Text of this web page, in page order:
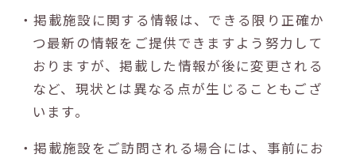
・掲載施設に関する情報は、できる限り正確か
つ最新の情報をご提供できますよう努力して
おりますが、掲載した情報が後に変更される
など、現状とは異なる点が生じることもござ
います。
・掲載施設をご訪問される場合には、事前にお